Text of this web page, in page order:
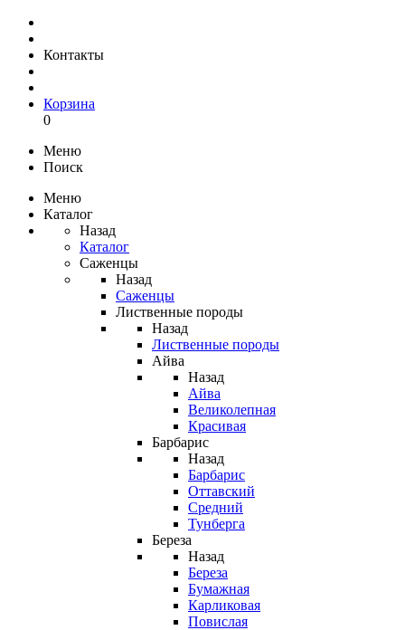
Контакты
Корзина
0
Меню
Поиск
Меню
Каталог
Назад
Каталог
Саженцы
Назад
Саженцы
Лиственные породы
Назад
Лиственные породы
Айва
Назад
Айва
Великолепная
Красивая
Барбарис
Назад
Барбарис
Оттавский
Средний
Тунберга
Береза
Назад
Береза
Бумажная
Карликовая
Повислая